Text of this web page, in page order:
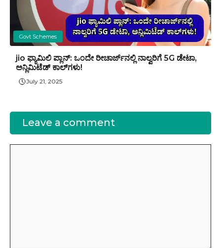
Govt Schemes
jio ಫ್ಯಾಮಿಲಿ ಪ್ಲಾನ್: ಒಂದೇ ರೀಚಾರ್ಜ್‌ನಲ್ಲಿ ನಾಲ್ವರಿಗೆ 5G ಡೇಟಾ,
ಅನ್ಲಿಮಿಟೆಡ್ ಕಾಲ್‌ಗಳು!
July 21, 2025
Leave a comment